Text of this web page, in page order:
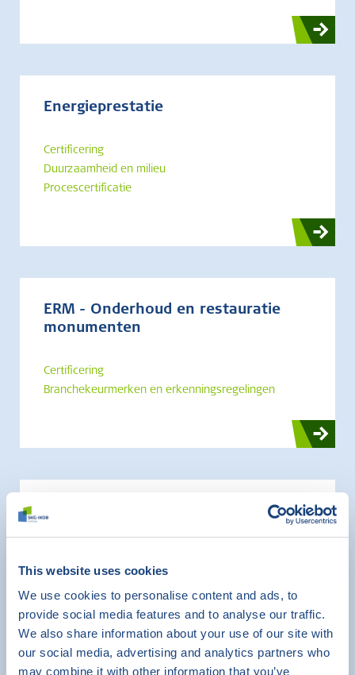
This website uses cookies
We use cookies to personalise content and ads, to
provide social media features and to analyse our traffic.
We also share information about your use of our site with
our social media, advertising and analytics partners who
may combine it with other information that you’ve
Energieprestatie
Certificering
Duurzaamheid en milieu
Procescertificatie
ERM - Onderhoud en restauratie
monumenten
Certificering
Branchekeurmerken en erkenningsregelingen
FAC-keurmerk
Branchekeurmerken en erkenningsregelingen